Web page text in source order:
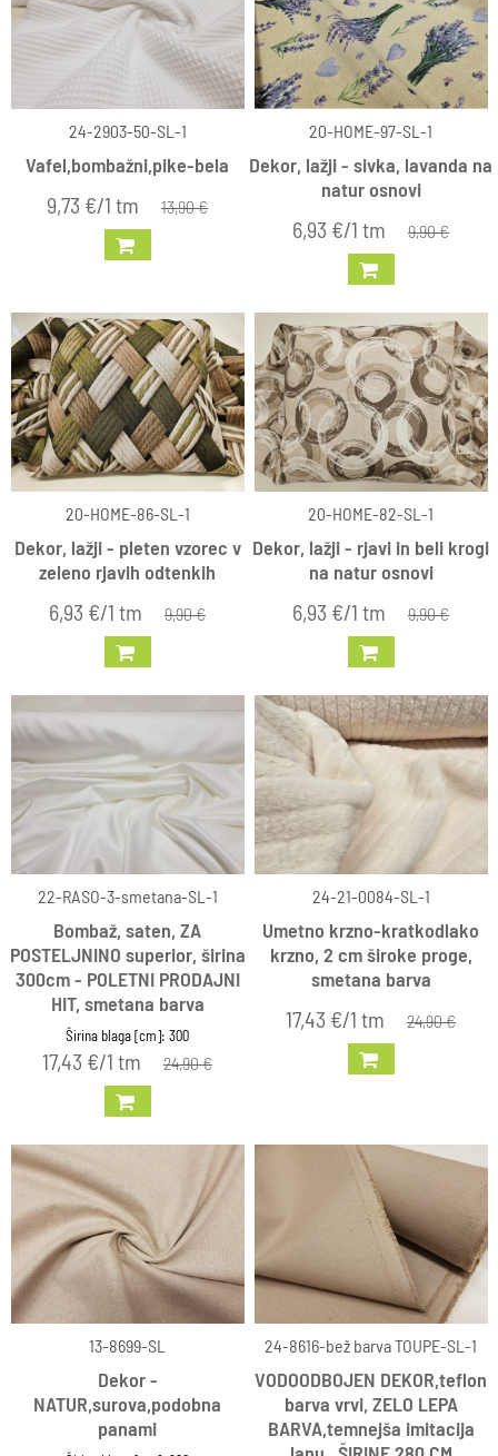
24-2903-50-SL-1
Vafel,bombažni,pike-bela
9,73 €/1 tm 13,90 €
20-HOME-97-SL-1
Dekor, lažji - sivka, lavanda na
natur osnovi
6,93 €/1 tm 9,90 €
20-HOME-86-SL-1
Dekor, lažji - pleten vzorec v
zeleno rjavih odtenkih
6,93 €/1 tm 9,90 €
20-HOME-82-SL-1
Dekor, lažji - rjavi in beli krogi
na natur osnovi
6,93 €/1 tm 9,90 €
22-RASO-3-smetana-SL-1
Bombaž, saten, ZA
POSTELJNINO superior, širina
300cm - POLETNI PRODAJNI
HIT, smetana barva
Širina blaga [cm]: 300
17,43 €/1 tm 24,90 €
24-21-0084-SL-1
Umetno krzno-kratkodlako
krzno, 2 cm široke proge,
smetana barva
17,43 €/1 tm 24,90 €
13-8699-SL
Dekor -
NATUR,surova,podobna
panami
24-8616-bež barva TOUPE-SL-1
VODOODBOJEN DEKOR,teflon
barva vrvi, ZELO LEPA
BARVA,temnejša imitacija